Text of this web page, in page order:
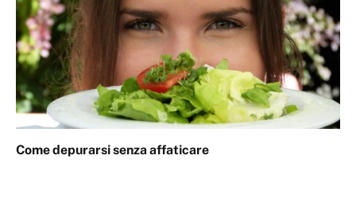
Come depurarsi senza affaticare